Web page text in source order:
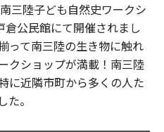
三陸子ども自然史ワークシ
公民館にて開催されまし
って南三陸の生き物に触れ
クショップが満載！南三陸
に近隣市町から多くの人た
。